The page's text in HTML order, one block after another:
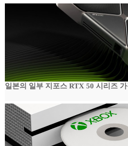
일본의 일부 지포스 RTX 50 시리즈